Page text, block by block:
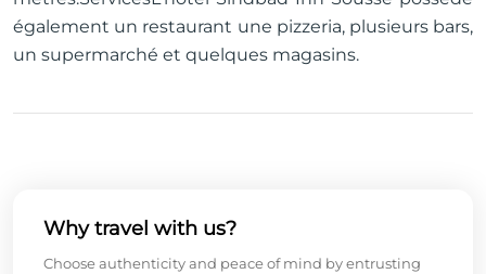
également un restaurant une pizzeria, plusieurs bars,
un supermarché et quelques magasins.
Why travel with us?
Choose authenticity and peace of mind by entrusting